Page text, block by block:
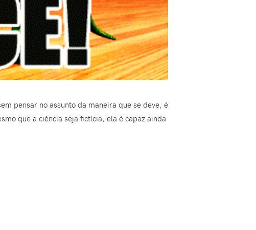
pensar no assunto da maneira que se deve, é
que a ciência seja fictícia, ela é capaz ainda